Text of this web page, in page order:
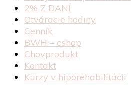
2% Z DANÍ
Otváracie hodiny
Cenník
BWH – eshop
Chovprodukt
Kontakt
Kurzy v hiporehabilitácii